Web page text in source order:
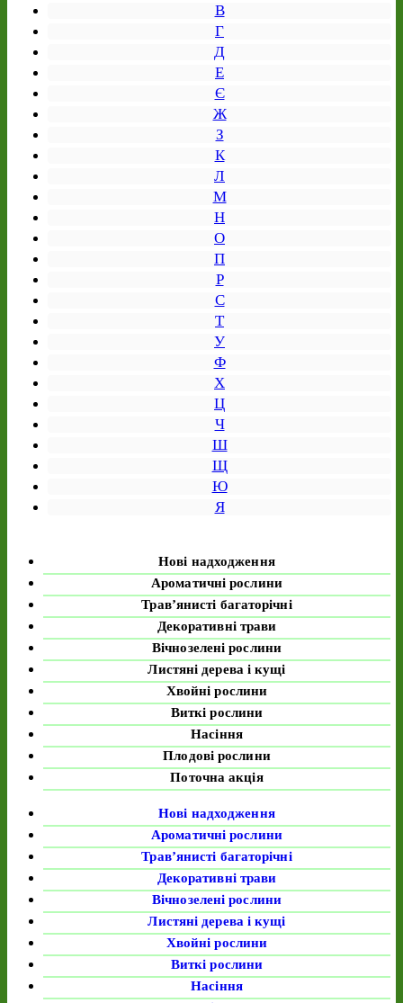
В
Г
Д
Е
Є
Ж
З
К
Л
М
Н
О
П
Р
С
Т
У
Ф
Х
Ц
Ч
Ш
Щ
Ю
Я
Нові надходження
Ароматичні рослини
Трав’янисті багаторічні
Декоративні трави
Вічнозелені рослини
Листяні дерева і кущі
Хвойні рослини
Виткі рослини
Насіння
Плодові рослини
Поточна акція
Нові надходження
Ароматичні рослини
Трав’янисті багаторічні
Декоративні трави
Вічнозелені рослини
Листяні дерева і кущі
Хвойні рослини
Виткі рослини
Насіння